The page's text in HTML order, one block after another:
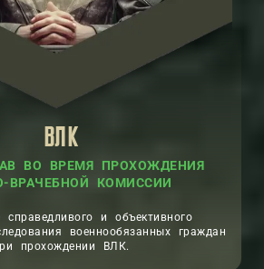
ВЛК
ВО ВРЕМЯ ПРОХОЖДЕНИЯ
ВРАЧЕБНОЙ КОМИССИИ
справедливого и объективного
военнообязанных граждан
прохождении ВЛК.